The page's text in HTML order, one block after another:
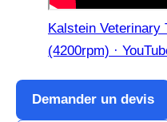
Kalstein Veterinary
(4200rpm) ·
Demander un devis